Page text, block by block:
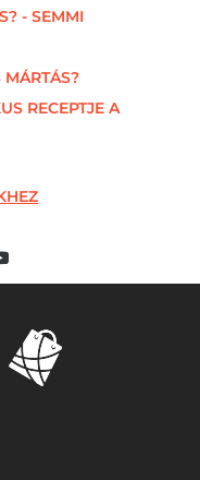
- SEMMI
MÁRTÁS?
RECEPTJE A